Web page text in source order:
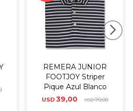
REMERA JUNIOR
FOOTJOY Striper
Pique Azul Blanco
USD 39,00 USD70,00